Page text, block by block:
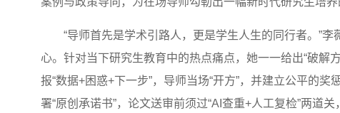
“导师首先是学术引路人，更是学生人生的同行者。”
心。针对当下研究生教育中的热点痛点，她一一给出“破
报“数据+困惑+下一步”，导师当场“开方”，并建立公平的
署“原创承诺书”，论文送审前须过“AI 查重+人工复检”两道关